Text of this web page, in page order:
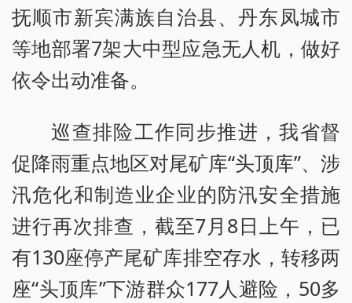
抚顺市新宾满族自治县、丹东凤城市
等地部署7架大中型应急无人机，做好
依令出动准备。
巡查排险工作同步推进，我省督
促降雨重点地区对尾矿库“头顶库”、涉
汛危化和制造业企业的防汛安全措施
进行再次排查，截至7月8日上午，已
有130座停产尾矿库排空存水，转移两
座“头顶库”下游群众177人避险，50多